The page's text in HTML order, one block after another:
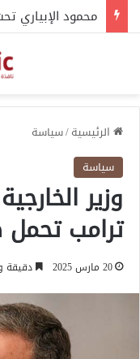
الرئيسية/سياسة
سياسة
وزير
ترامب تحمل
20 مارس 2025 دقيقة